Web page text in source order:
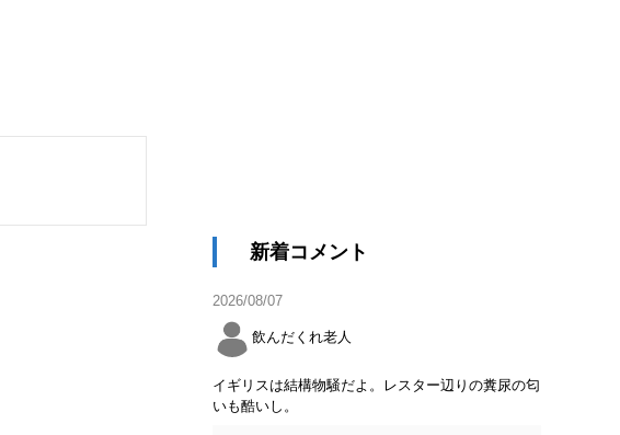
新着コメント
2026/08/07
飲んだくれ老人
イギリスは結構物騒だよ。レスター辺りの糞尿の匂
いも酷いし。